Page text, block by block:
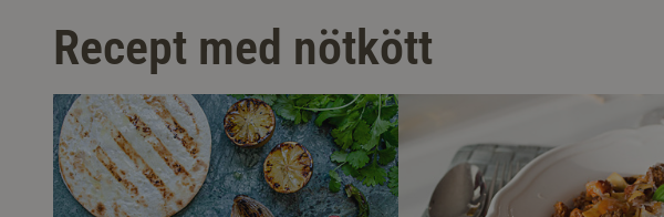
Recept med nötkött